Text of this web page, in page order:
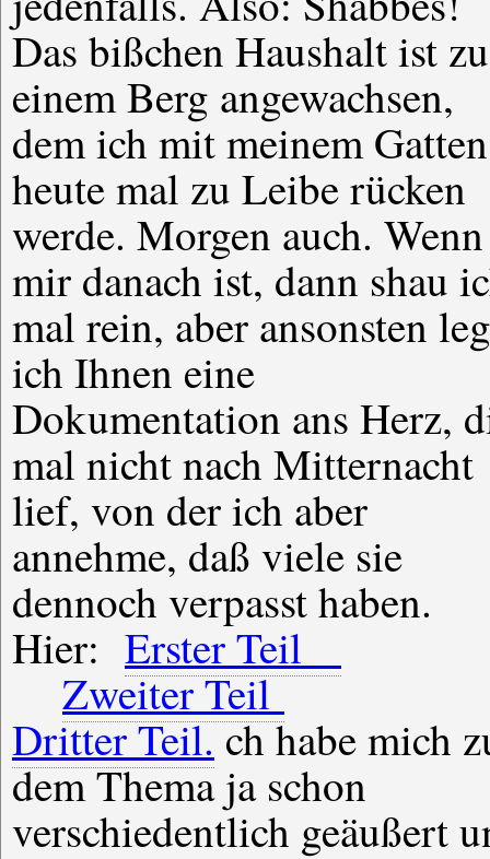
Das bißchen Haushalt ist zu
einem Berg angewachsen,
dem ich mit meinem Gatten
heute mal zu Leibe rücken
werde. Morgen auch. Wenn
mir danach ist, dann shau
mal rein, aber ansonsten
ich Ihnen eine
Dokumentation ans Herz,
mal nicht nach Mitternacht
lief, von der ich aber
annehme, daß viele sie
dennoch verpasst haben.
Hier: Erster Teil
Zweiter Teil
Dritter Teil.ch habe mich
dem Thema ja schon
verschiedentlich geäußert
Platzanweiser ist der
Also: Warten wir es ab, meine
Herrn, wie die